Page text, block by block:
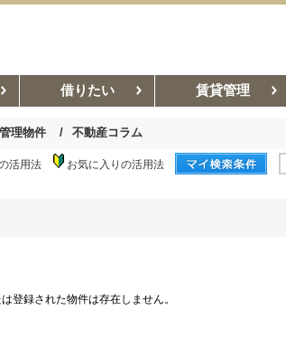
借りたい 賃貸管理
理物件 不動産コラム
売却コラム
活用法 お気に入りの活用法
登録された物件は存在しません。